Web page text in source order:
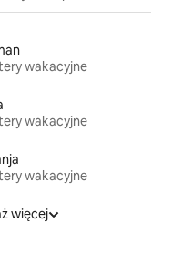
wakacyjne
wakacyjne
wakacyjne
więcej